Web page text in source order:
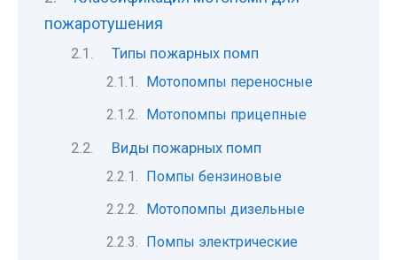
пожаротушения
Типы пожарных помп
Мотопомпы переносные
Мотопомпы прицепные
Виды пожарных помп
Помпы бензиновые
Мотопомпы дизельные
Помпы электрические